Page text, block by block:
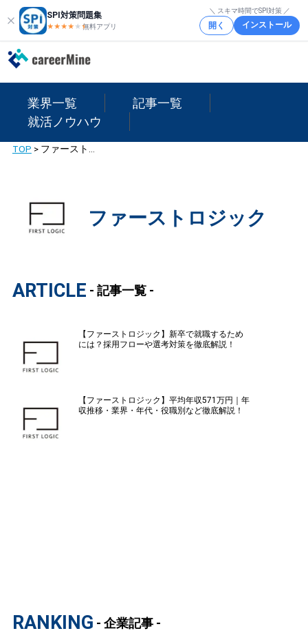
SPI対策問題集
★★★★ ★★
無料アプリ
＼ スキマ時間でSPI対策 ／
開く インストール
業界一覧
記事一覧
就活ノウハウ
TOP >
ファーストロジック
ARTICLE - 記事一覧 -
【ファーストロジック】新卒で就職するため
には？採用フローや選考対策を徹底解説！
【ファーストロジック】平均年収571万円｜年
収推移・業界・年代・役職別など徹底解説！
RANKING - 企業記事 -